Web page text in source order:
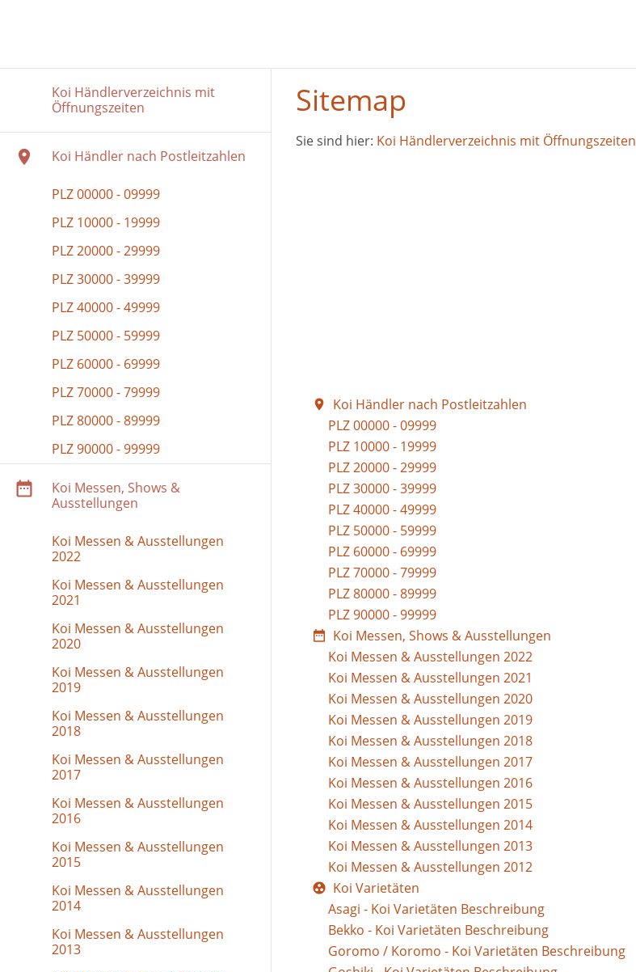
Koi Händlerverzeichnis mit
Öffnungszeiten
Koi Händler nach Postleitzahlen
PLZ 00000 - 09999
PLZ 10000 - 19999
PLZ 20000 - 29999
PLZ 30000 - 39999
PLZ 40000 - 49999
PLZ 50000 - 59999
PLZ 60000 - 69999
PLZ 70000 - 79999
PLZ 80000 - 89999
PLZ 90000 - 99999
Koi Messen, Shows &
Ausstellungen
Koi Messen & Ausstellungen
2022
Koi Messen & Ausstellungen
2021
Koi Messen & Ausstellungen
2020
Koi Messen & Ausstellungen
2019
Koi Messen & Ausstellungen
2018
Koi Messen & Ausstellungen
2017
Koi Messen & Ausstellungen
2016
Koi Messen & Ausstellungen
2015
Koi Messen & Ausstellungen
2014
Koi Messen & Ausstellungen
2013
Sitemap
Sie sind hier: Koi Händlerverzeichnis mit Öffnungszeiten
Koi Händler nach Postleitzahlen
PLZ 00000 - 09999
PLZ 10000 - 19999
PLZ 20000 - 29999
PLZ 30000 - 39999
PLZ 40000 - 49999
PLZ 50000 - 59999
PLZ 60000 - 69999
PLZ 70000 - 79999
PLZ 80000 - 89999
PLZ 90000 - 99999
Koi Messen, Shows & Ausstellungen
Koi Messen & Ausstellungen 2022
Koi Messen & Ausstellungen 2021
Koi Messen & Ausstellungen 2020
Koi Messen & Ausstellungen 2019
Koi Messen & Ausstellungen 2018
Koi Messen & Ausstellungen 2017
Koi Messen & Ausstellungen 2016
Koi Messen & Ausstellungen 2015
Koi Messen & Ausstellungen 2014
Koi Messen & Ausstellungen 2013
Koi Messen & Ausstellungen 2012
Koi Varietäten
Asagi - Koi Varietäten Beschreibung
Bekko - Koi Varietäten Beschreibung
Goromo / Koromo - Koi Varietäten Beschreibung